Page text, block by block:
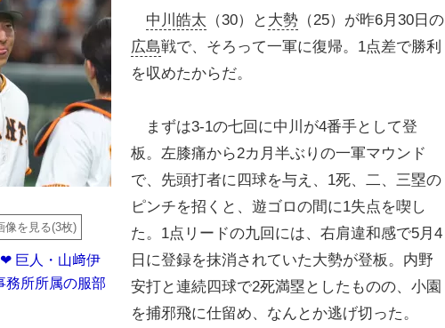
像を見る(3枚)
巨人・山﨑伊
務所所属の服部
中川皓太 （30）と 大勢 （25）が昨6月30日の
広島戦で、そろって一軍に復帰。1点差で勝利
を収めたからだ。
まずは3-1の七回に中川が4番手として登
板。左膝痛から2カ月半ぶりの一軍マウンド
で、先頭打者に四球を与え、1死、二、三塁の
ピンチを招くと、遊ゴロの間に1失点を喫し
た。1点リードの九回には、右肩違和感で5月4
日に登録を抹消されていた大勢が登板。内野
安打と連続四球で2死満塁としたものの、小園
を捕邪飛に仕留め、なんとか逃げ切った。